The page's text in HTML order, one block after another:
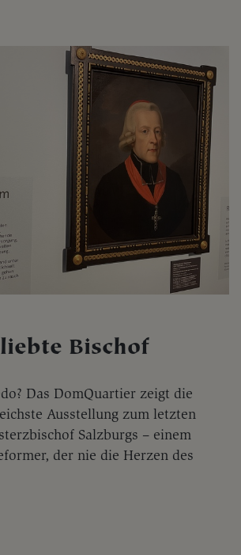
Bischof
Das DomQuartier zeigt die
Ausstellung zum letzten
Salzburgs – einem
der nie die Herzen des